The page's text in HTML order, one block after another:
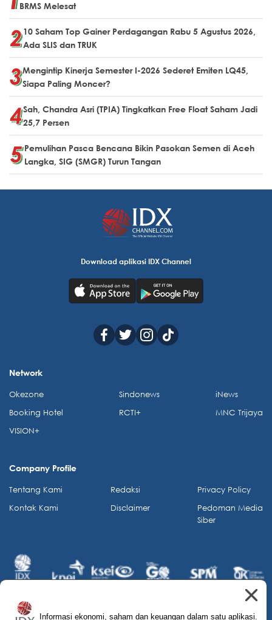
BRMS Melesat
10 Saham Top Gainer Perdagangan Rabu 5 Agustus 2026,
Ada SLIS dan TRUK
Mengintip Kinerja Semester I-2026 Sederet Emiten LQ45,
Siapa Paling Moncer?
Sah, Chandra Asri (TPIA) Tingkatkan Free Float Saham Jadi
25,7 Persen
Pemulihan Pasca Bencana Bikin Pasokan Semen di Aceh
Langka, SIG (SMGR) Turun Tangan
Informasi ekonomi, saham dan keuangan dalam satu aplikasi.
Download aplikasi IDX Channel
Network
Okezone
Booking Hotel
VISION+
Sindonews
RCTI+
iNews
MNC Trijaya
Company Profile
Tentang Kami
Kontak Kami
Redaksi
Disclaimer
Privacy Policy
Pedoman Media
Siber